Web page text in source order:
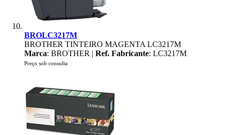
BROLC3217M
BROTHER TINTEIRO MAGENTA LC3217M
Marca: BROTHER | Ref. Fabricante: LC3217M
Preço sob consulta